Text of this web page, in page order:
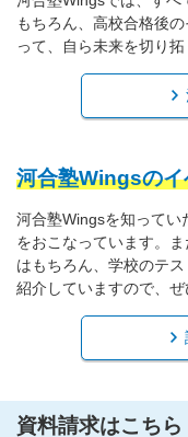
もちろん、高校合格後
って、自ら未来を切り
河合塾Wingsのイ
河合塾Wingsを知ってい
をおこなっています。
はもちろん、学校のテ
紹介していますので、ぜ
資料請求はこちら